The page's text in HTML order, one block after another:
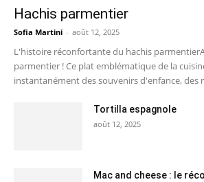
Hachis parmentier
Sofia Martini - août 12, 2025
L'histoire réconfortante du hachis
parmentier ! Ce plat emblématique de la
instantanément des souvenirs d'enfance, des
Tortilla espagnole
août 12, 2025
Mac and cheese : le